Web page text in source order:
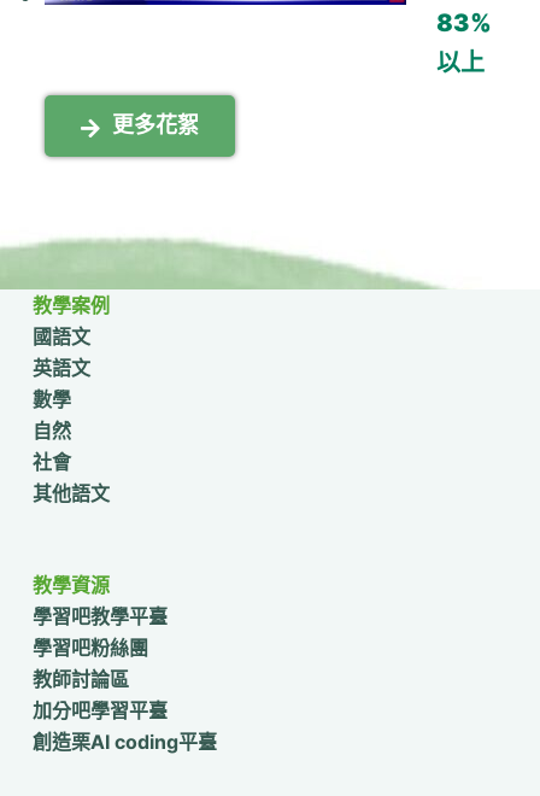
83%
以上
更多花絮
教學案例
國語文
英語文
數學
自然
社會
其他語文
教學資源
學習吧教學平臺
學習吧粉絲團
教師討論區
加分吧學習平臺
創造栗AI coding平臺